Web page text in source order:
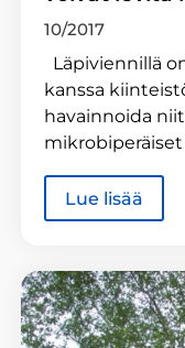
10/2017
Läpiviennillä
kanssa
havainnoida
Lue lisää